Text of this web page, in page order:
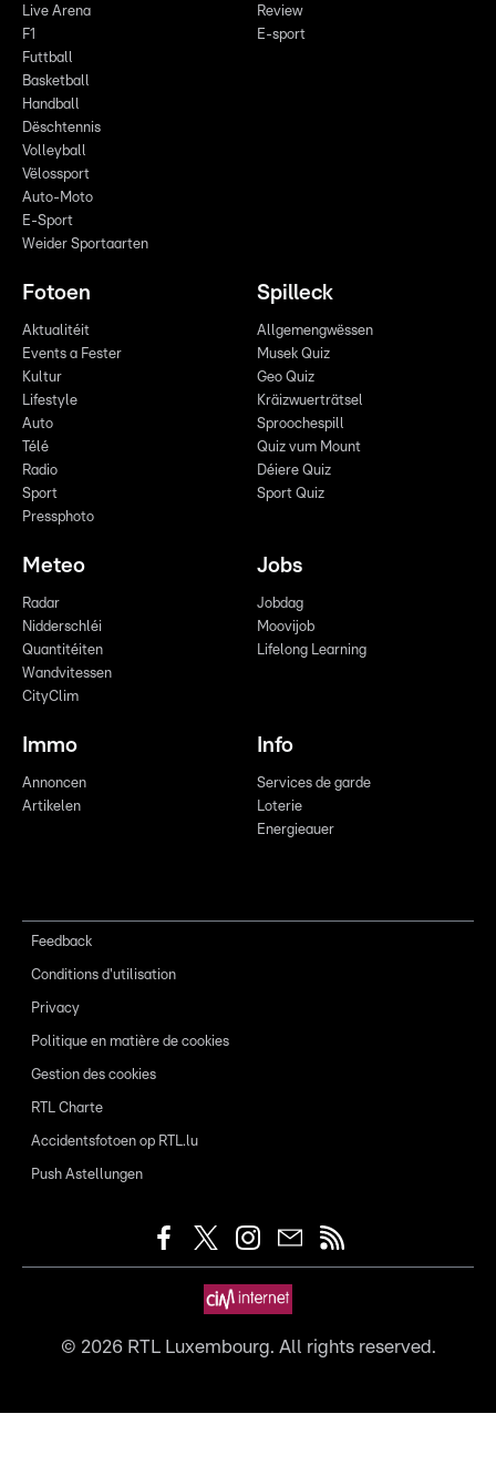
Live Arena
F1
Futtball
Basketball
Handball
Dëschtennis
Volleyball
Vëlossport
Auto-Moto
E-Sport
Weider Sportaarten
Review
E-sport
Fotoen
Aktualitéit
Events a Fester
Kultur
Lifestyle
Auto
Télé
Radio
Sport
Pressphoto
Spilleck
Allgemengwëssen
Musek Quiz
Geo Quiz
Kräizwuerträtsel
Sproochespill
Quiz vum Mount
Déiere Quiz
Sport Quiz
Meteo
Radar
Nidderschléi
Quantitéiten
Wandvitessen
CityClim
Jobs
Jobdag
Moovijob
Lifelong Learning
Immo
Annoncen
Artikelen
Info
Services de garde
Loterie
Energieauer
Feedback
Conditions d'utilisation
Privacy
Politique en matière de cookies
Gestion des cookies
RTL Charte
Accidentsfotoen op RTL.lu
Push Astellungen
© 2026RTL Luxembourg. All rights reserved.